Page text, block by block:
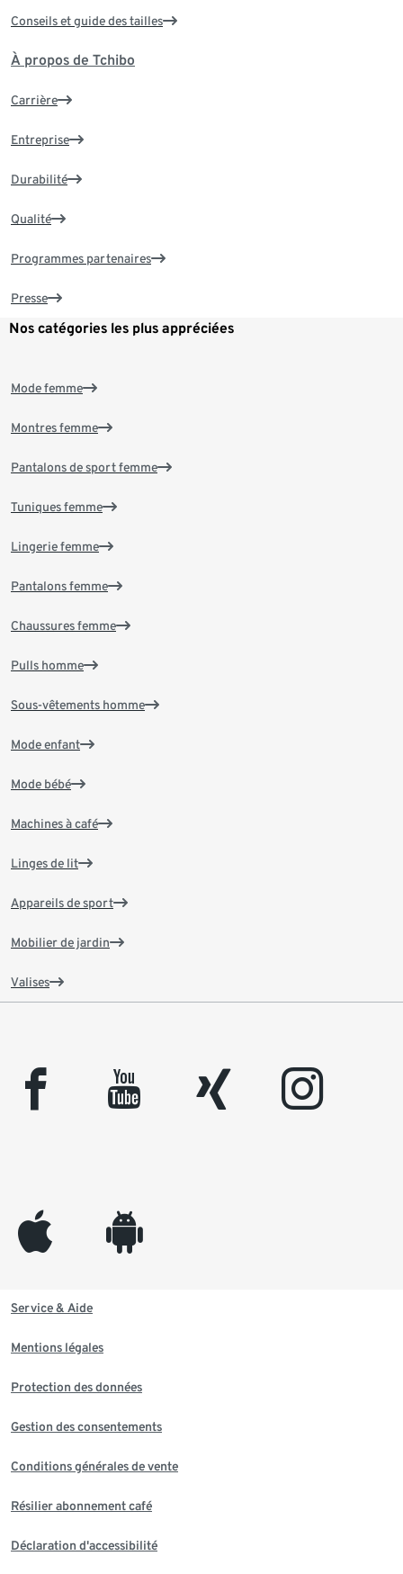
Conseils et guide des tailles
À propos de Tchibo
Carrière
Entreprise
Durabilité
Qualité
Programmes partenaires
Presse
Nos catégories les plus appréciées
Mode femme
Montres femme
Pantalons de sport femme
Tuniques femme
Lingerie femme
Pantalons femme
Chaussures femme
Pulls homme
Sous-vêtements homme
Mode enfant
Mode bébé
Machines à café
Linges de lit
Appareils de sport
Mobilier de jardin
Valises
facebook youtube xing instagram
appleinc android
Service & Aide
Mentions légales
Protection des données
Gestion des consentements
Conditions générales de vente
Résilier abonnement café
Déclaration d'accessibilité